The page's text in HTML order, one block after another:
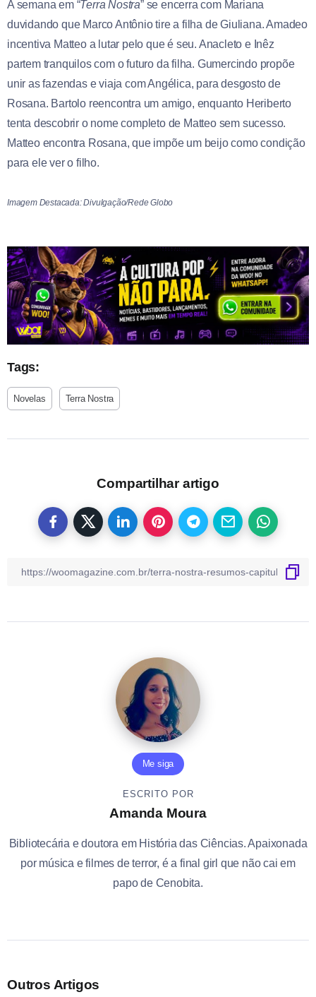
A semana em “Terra Nostra” se encerra com Mariana
duvidando que Marco Antônio tire a filha de Giuliana. Amadeo
incentiva Matteo a lutar pelo que é seu. Anacleto e Inêz
partem tranquilos com o futuro da filha. Gumercindo propõe
unir as fazendas e viaja com Angélica, para desgosto de
Rosana. Bartolo reencontra um amigo, enquanto Heriberto
tenta descobrir o nome completo de Matteo sem sucesso.
Matteo encontra Rosana, que impõe um beijo como condição
para ele ver o filho.
Imagem Destacada: Divulgação/Rede Globo
Tags:
Novelas Terra Nostra
Compartilhar artigo
Me siga
ESCRITO POR
Amanda Moura
Bibliotecária e doutora em História das Ciências. Apaixonada
por música e filmes de terror, é a final girl que não cai em
papo de Cenobita.
Outros Artigos